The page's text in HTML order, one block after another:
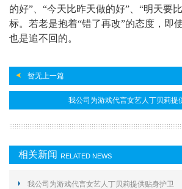
的好”、“今天比昨天做的好”、“明天要
标。若老是抱着“错了再改”的态度，即
也是追不回的。
暂无上一篇
我公司为游戏代言女艺人丁贝莉提
相关新闻 RELATED NEWS
我公司为游戏代言女艺人丁贝莉提供贴身护卫